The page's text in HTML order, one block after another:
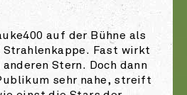
auf der Bühne als
Fast wirkt
Stern. Doch dann
sehr nahe, streift